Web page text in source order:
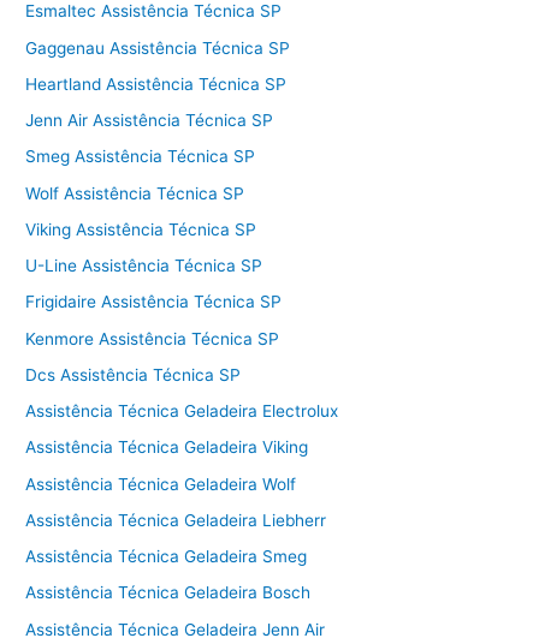
Esmaltec Assistência Técnica SP
Gaggenau Assistência Técnica SP
Heartland Assistência Técnica SP
Jenn Air Assistência Técnica SP
Smeg Assistência Técnica SP
Wolf Assistência Técnica SP
Viking Assistência Técnica SP
U-Line Assistência Técnica SP
Frigidaire Assistência Técnica SP
Kenmore Assistência Técnica SP
Dcs Assistência Técnica SP
Assistência Técnica Geladeira Electrolux
Assistência Técnica Geladeira Viking
Assistência Técnica Geladeira Wolf
Assistência Técnica Geladeira Liebherr
Assistência Técnica Geladeira Smeg
Assistência Técnica Geladeira Bosch
Assistência Técnica Geladeira Jenn Air